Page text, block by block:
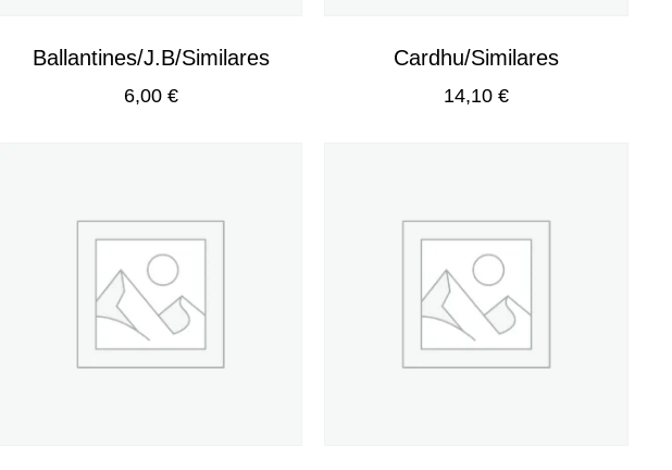
Ballantines/J.B/Similares
6,00 €
Cardhu/Similares
14,10€